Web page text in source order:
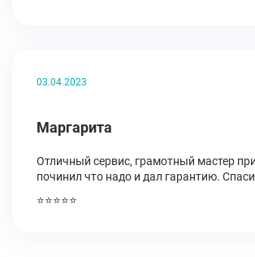
03.04.2023
Маргарита
Отличный сервис, грамотный мастер
починил что надо и дал гарантию.
⭐⭐⭐⭐⭐